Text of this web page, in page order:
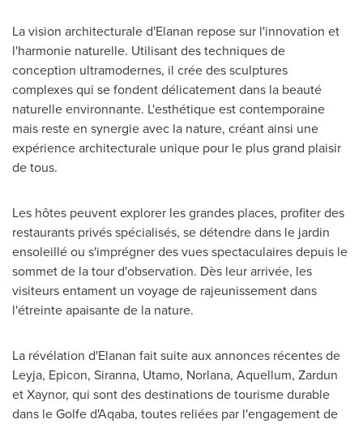
La vision architecturale d'Elanan repose sur l'innovation et
l'harmonie naturelle. Utilisant des techniques de
conception ultramodernes, il crée des sculptures
complexes qui se fondent délicatement dans la beauté
naturelle environnante. L'esthétique est contemporaine
mais reste en synergie avec la nature, créant ainsi une
expérience architecturale unique pour le plus grand plaisir
de tous.
Les hôtes peuvent explorer les grandes places, profiter des
restaurants privés spécialisés, se détendre dans le jardin
ensoleillé ou s'imprégner des vues spectaculaires depuis le
sommet de la tour d'observation. Dès leur arrivée, les
visiteurs entament un voyage de rajeunissement dans
l'étreinte apaisante de la nature.
La révélation d'Elanan fait suite aux annonces récentes de
Leyja, Epicon, Siranna, Utamo, Norlana, Aquellum, Zardun
et Xaynor, qui sont des destinations de tourisme durable
dans le Golfe d'Aqaba, toutes reliées par l'engagement de